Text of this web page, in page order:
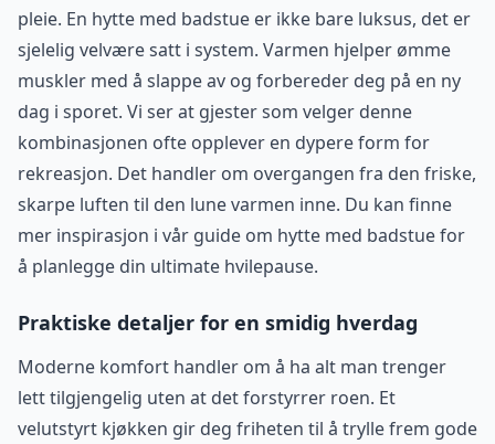
pleie. En hytte med badstue er ikke bare luksus, det er
sjelelig velvære satt i system. Varmen hjelper ømme
muskler med å slappe av og forbereder deg på en ny
dag i sporet. Vi ser at gjester som velger denne
kombinasjonen ofte opplever en dypere form for
rekreasjon. Det handler om overgangen fra den friske,
skarpe luften til den lune varmen inne. Du kan finne
mer inspirasjon i vår guide om hytte med badstue for
å planlegge din ultimate hvilepause.
Praktiske detaljer for en smidig hverdag
Moderne komfort handler om å ha alt man trenger
lett tilgjengelig uten at det forstyrrer roen. Et
velutstyrt kjøkken gir deg friheten til å trylle frem gode